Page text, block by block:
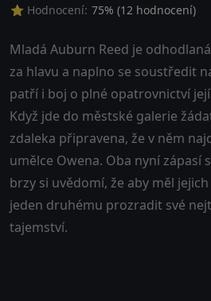
⭐ Hodnocení: 75% (12 hodnocení)
Mladá Auburn Reed je
za hlavu a naplno se soustředit
patří i boj o plné opatrovnictví
Když jde do městské galerie
zdaleka připravena, že v něm
umělce Owena. Oba nyní zápasí
brzy si uvědomí, že aby měl
jeden druhému prozradit své
tajemství.